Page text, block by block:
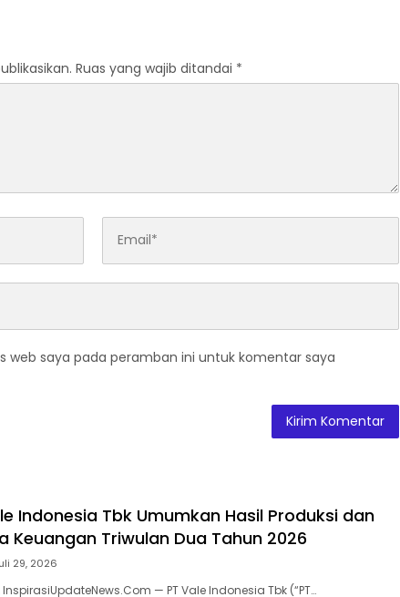
Ruas yang wajib ditandai *
web saya pada peramban ini untuk komentar saya
Indonesia Tbk Umumkan Hasil Produksi dan
Keuangan Triwulan Dua Tahun 2026
29, 2026
— PT Vale Indonesia Tbk (“PT…